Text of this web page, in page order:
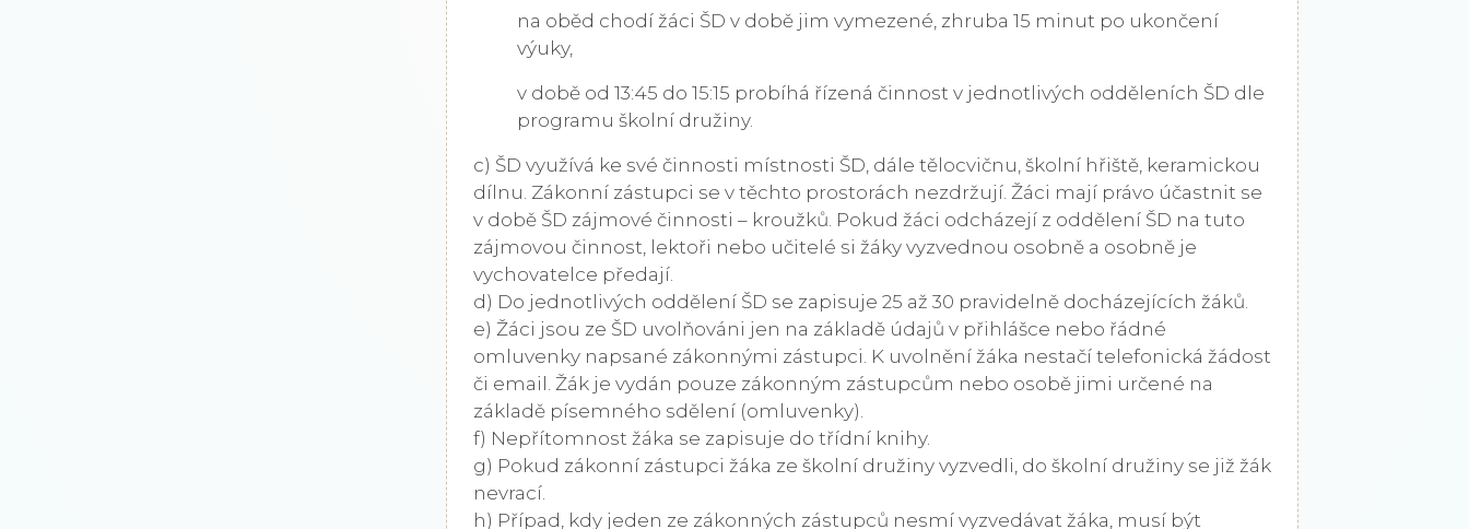
na oběd chodí žáci ŠD v době jim vymezené, zhruba 15 minut po ukončení
výuky,
v době od 13:45 do 15:15 probíhá řízená činnost v jednotlivých odděleních ŠD dle
programu školní družiny.
c) ŠD využívá ke své činnosti místnosti ŠD, dále tělocvičnu, školní hřiště, keramickou
dílnu. Zákonní zástupci se v těchto prostorách nezdržují. Žáci mají právo účastnit se
v době ŠD zájmové činnosti – kroužků. Pokud žáci odcházejí z oddělení ŠD na tuto
zájmovou činnost, lektoři nebo učitelé si žáky vyzvednou osobně a osobně je
vychovatelce předají.
d) Do jednotlivých oddělení ŠD se zapisuje 25 až 30 pravidelně docházejících žáků.
e) Žáci jsou ze ŠD uvolňováni jen na základě údajů v přihlášce nebo řádné
omluvenky napsané zákonnými zástupci. K uvolnění žáka nestačí telefonická žádost
či email. Žák je vydán pouze zákonným zástupcům nebo osobě jimi určené na
základě písemného sdělení (omluvenky).
f) Nepřítomnost žáka se zapisuje do třídní knihy.
g) Pokud zákonní zástupci žáka ze školní družiny vyzvedli, do školní družiny se již žák
nevrací.
h) Případ, kdy jeden ze zákonných zástupců nesmí vyzvedávat žáka, musí být